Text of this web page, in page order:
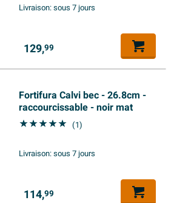
Livraison:sous 7 jours
129,99
Fortifura Calvi bec - 26.8cm -
raccourcissable - noir mat
(1)
Livraison:sous 7 jours
114,99